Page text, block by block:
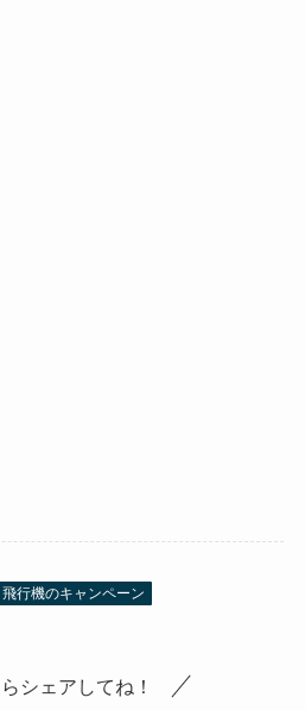
飛行機のキャンペーン
シェアしてね！